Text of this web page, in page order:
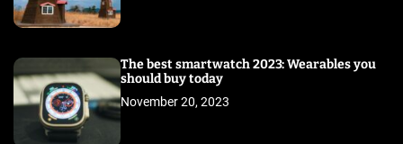
The best smartwatch 2023: Wearables you
should buy today
November 20, 2023